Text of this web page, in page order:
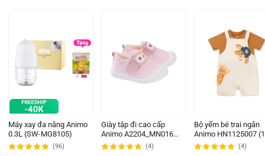
Máy xay đa năng Animo
0.3L (SW-MG8105)
(96)
Giày tập đi cao cấp
Animo A2204_MN016
(16-19,Hồng) (4)
Bộ yếm bé trai ngắn
Animo HN1125007
4Y,Kem-nâu, NN02)
(4)